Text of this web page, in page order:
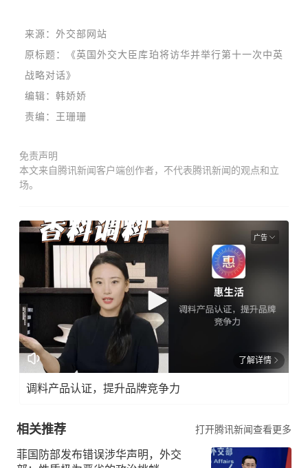
来源：外交部网站
原标题：《英国外交大臣库珀将访华并举行第十一次中英
战略对话》
编辑：韩娇娇
责编：王珊珊
免责声明
本文来自腾讯新闻客户端创作者，不代表腾讯新闻的观点和立
场。
广告
了解详情
调料产品认证，提升品牌竞争力
相关推荐 打开腾讯新闻查看更多
菲国防部发布错误涉华声明，外交